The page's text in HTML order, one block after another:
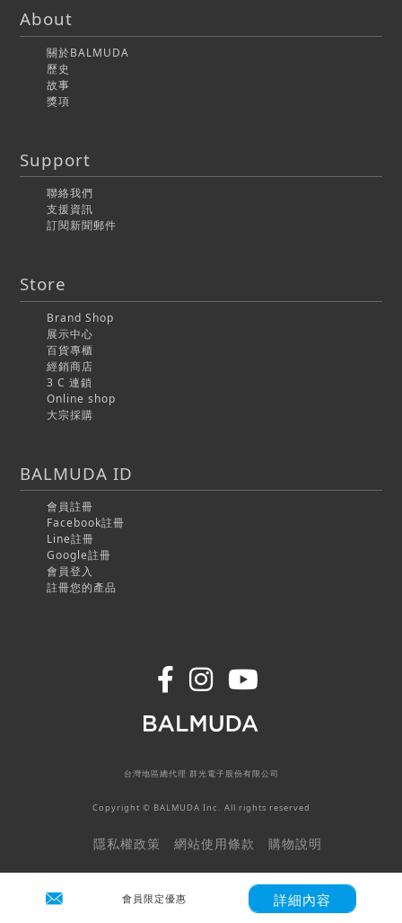
Store
Brand Shop
展示中心
百貨專櫃
經銷商店
3 C 連鎖
Online shop
大宗採購
About
關於BALMUDA
歷史
故事
獎項
BALMUDA ID
會員註冊
Facebook註冊
Line註冊
Google註冊
會員登入
註冊您的產品
Support
聯絡我們
支援資訊
訂閱新聞郵件
台灣地區總代理 群光電子股份有限公司
Copyright © BALMUDA Inc. All rights reserved
隱私權政策 網站使用條款 購物說明
會員限定優惠 詳細內容